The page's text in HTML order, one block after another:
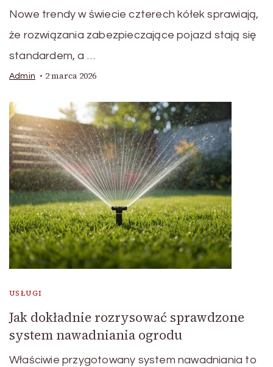
Nowe trendy w świecie czterech kółek sprawiają,
że rozwiązania zabezpieczające pojazd stają się
standardem, a …
Admin 2 marca 2026
USŁUGI
Jak dokładnie rozrysować sprawdzone
system nawadniania ogrodu
Właściwie przygotowany system nawadniania to